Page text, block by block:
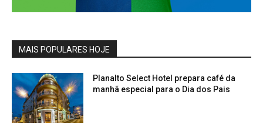
MAIS POPULARES HOJE
Planalto Select Hotel prepara café da
manhã especial para o Dia dos Pais